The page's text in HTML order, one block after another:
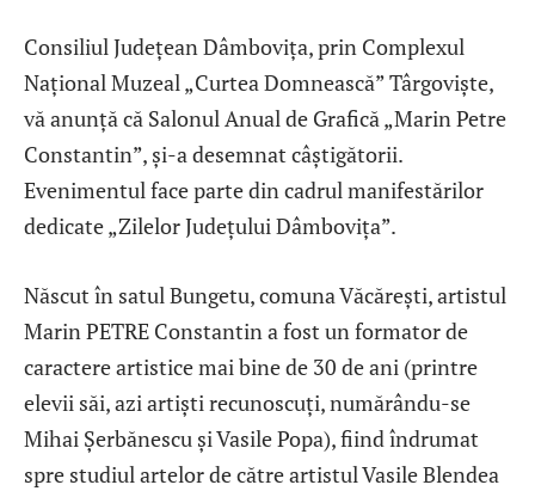
Consiliul Județean Dâmbovița, prin Complexul
Național Muzeal „Curtea Domnească” Târgoviște,
vă anunță că Salonul Anual de Grafică „Marin Petre
Constantin”, și-a desemnat câștigătorii.
Evenimentul face parte din cadrul manifestărilor
dedicate „Zilelor Județului Dâmbovița”.
Născut în satul Bungetu, comuna Văcărești, artistul
Marin PETRE Constantin a fost un formator de
caractere artistice mai bine de 30 de ani (printre
elevii săi, azi artiști recunoscuți, numărându-se
Mihai Șerbănescu și Vasile Popa), fiind îndrumat
spre studiul artelor de către artistul Vasile Blendea